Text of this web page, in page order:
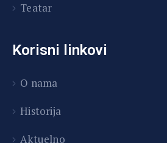
Teatar
Korisni linkovi
O nama
Historija
Aktuelno